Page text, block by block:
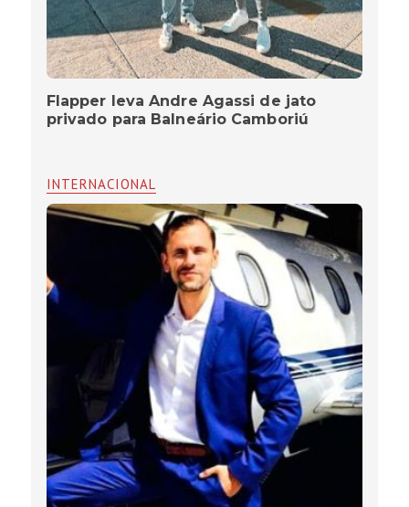
Flapper leva Andre Agassi de jato
privado para Balneário Camboriú
INTERNACIONAL